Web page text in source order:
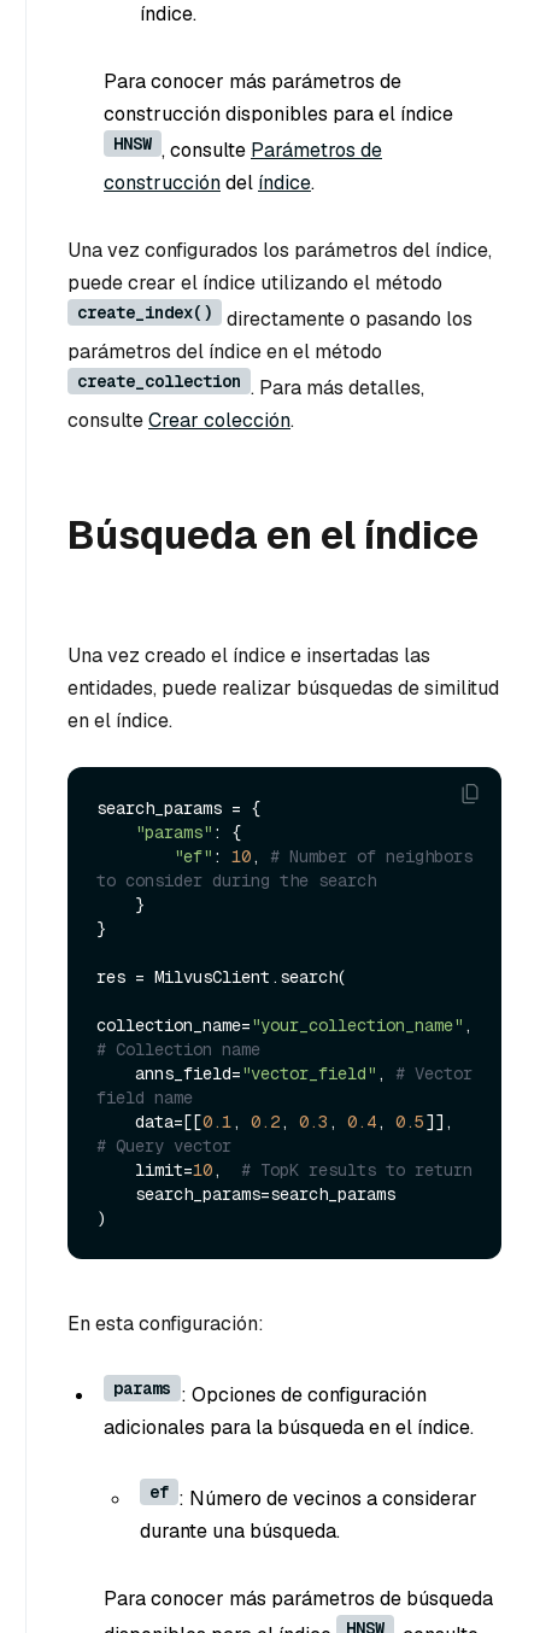
índice.
Para conocer más parámetros de
construcción disponibles para el índice
HNSW , consulte Parámetros de
construccióndel índice.
Una vez configurados los parámetros del índice,
puede crear el índice utilizando el método
create_index()
directamente o pasando los
parámetros del índice en el método
create_collection . Para más detalles,
consulteCrear colección.
Búsqueda en el índice
Una vez creado el índice e insertadas las
entidades, puede realizar búsquedas de similitud
en el índice.
search_params = {
"params" : {
"ef" : 10, # Number of neighbors
to consider during the search
}
res = MilvusClient.search(
collection_name="your_collection_name"
# Collection name
    anns_field=
"vector_field" , # Vector
field name
    data=[[
0.1, 0.2, 0.3 , 0.4, 0.5
# Query vector
    limit=
10, # TopK results to return
En esta configuración:
params : Opciones de configuración
adicionales para la búsqueda en el índice.
ef : Número de vecinos a considerar
durante una búsqueda.
Para conocer más parámetros de búsqueda
HNSW